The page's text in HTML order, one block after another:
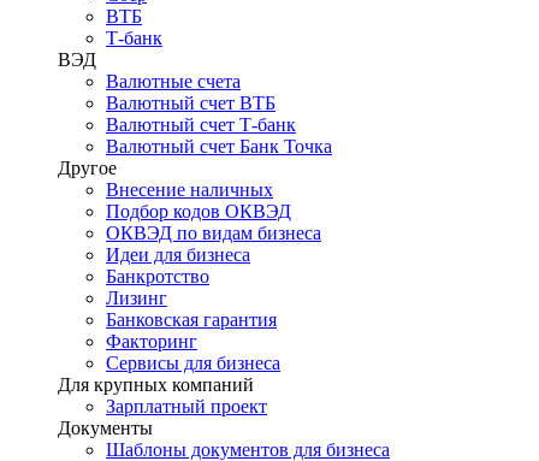
ВТБ
Т-банк
ВЭД
Валютные счета
Валютный счет ВТБ
Валютный счет Т-банк
Валютный счет Банк Точка
Другое
Внесение наличных
Подбор кодов ОКВЭД
ОКВЭД по видам бизнеса
Идеи для бизнеса
Банкротство
Лизинг
Банковская гарантия
Факторинг
Сервисы для бизнеса
Для крупных компаний
Зарплатный проект
Документы
Шаблоны документов для бизнеса